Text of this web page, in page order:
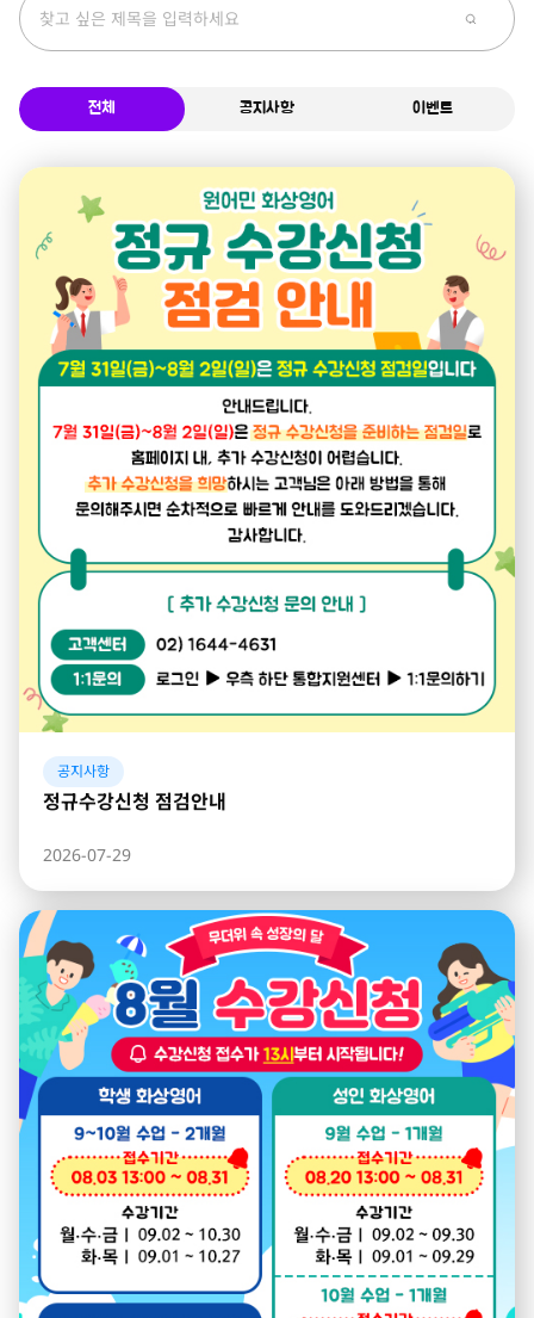
전체 공지사항 이벤트
공지사항
정규수강신청 점검안내
2026-07-29